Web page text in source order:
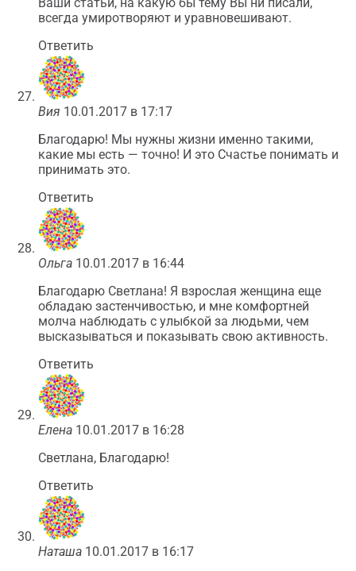
всегда умиротворяют и уравновешивают.
Ответить
Вия 10.01.2017 в 17:17
Благодарю! Мы нужны жизни именно такими,
какие мы есть — точно! И это Счастье понимать и
принимать это.
Ответить
Ольга 10.01.2017 в 16:44
Благодарю Светлана! Я взрослая женщина еще
обладаю застенчивостью, и мне комфортней
молча наблюдать с улыбкой за людьми, чем
высказываться и показывать свою активность.
Ответить
Елена 10.01.2017 в 16:28
Светлана, Благодарю!
Ответить
Наташа 10.01.2017 в 16:17